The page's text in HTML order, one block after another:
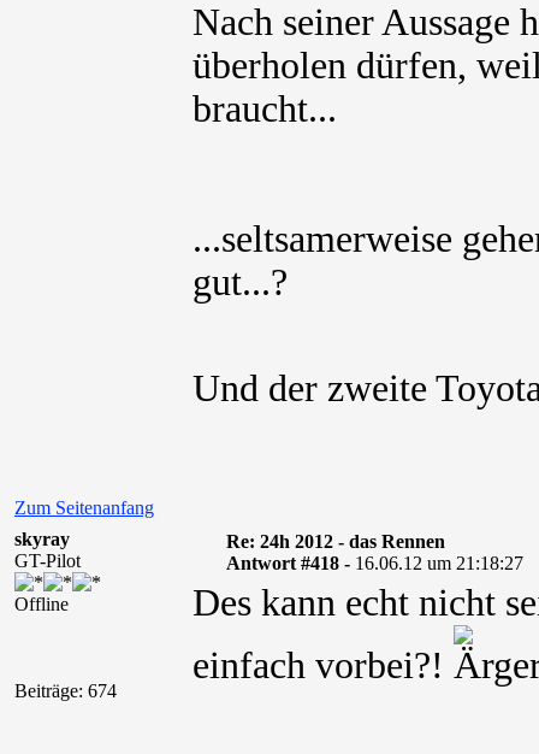
Nach seiner Aussage
überholen dürfen,
braucht...
...seltsamerweise
gut...?
Und der zweite
Zum Seitenanfang
skyray
GT-Pilot
Offline
Beiträge: 674
Re: 24h 2012 - das Rennen
Antwort #418 - 16.06.12 um 21:18:27
Des kann echt nicht
einfach vorbei?!